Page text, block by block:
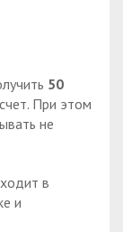
50
При этом
не
в
и